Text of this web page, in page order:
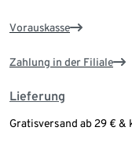
Vorauskasse
Zahlung in der Filiale
Lieferung
Gratisversand ab 29 € &